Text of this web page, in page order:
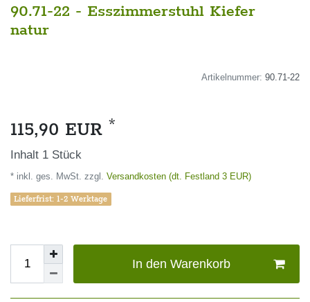
90.71-22 - Esszimmerstuhl Kiefer
natur
Artikelnummer: 90.71-22
115,90 EUR *
Inhalt 1 Stück
* inkl. ges. MwSt. zzgl. Versandkosten (dt. Festland 3 EUR)
Lieferfrist: 1-2 Werktage
In den Warenkorb